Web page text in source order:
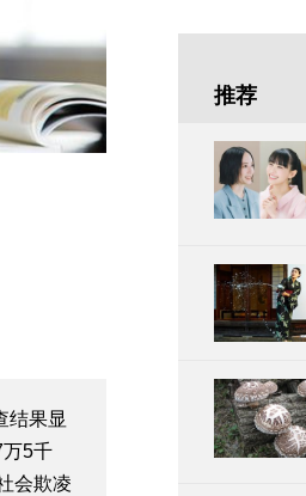
编辑部通知 Русский
结果显
5千
会欺凌
推荐